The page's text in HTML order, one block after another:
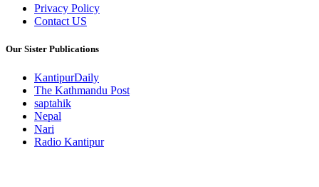
Privacy Policy
Contact US
Our Sister Publications
KantipurDaily
The Kathmandu Post
saptahik
Nepal
Nari
Radio Kantipur